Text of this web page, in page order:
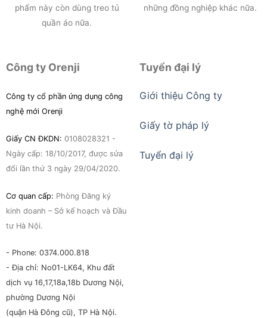
phẩm này còn dùng treo tủ
quần áo nữa.
những đồng nghiệp khác nữa.
Công ty Orenji
Công ty cổ phần ứng dụng công
nghệ mới Orenji
Giấy CN ĐKDN: 0108028321 -
Ngày cấp: 18/10/2017, được sửa
đổi lần thứ 3 ngày 29/04/2020.
Cơ quan cấp: Phòng Đăng ký
kinh doanh – Sở kế hoạch và Đầu
tư Hà Nội.
- Phone: 0374.000.818
- Địa chỉ: No01-LK64, Khu đất
dịch vụ 16,17,18a,18b Dương Nội,
phường Dương Nội
(quận Hà Đông cũ), TP Hà Nội.
Tuyển đại lý
Giới thiệu Công ty
Giấy tờ pháp lý
Tuyển đại lý